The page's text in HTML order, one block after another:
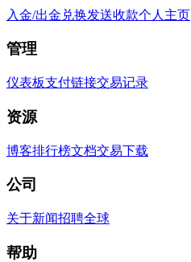
入金/出金 兑换发送收款个人主页
管理
仪表板支付链接交易记录
资源
博客排行榜文档交易下载
公司
关于新闻招聘全球
帮助